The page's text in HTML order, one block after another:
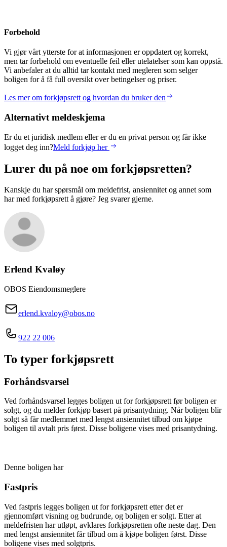
Forbehold
Vi gjør vårt ytterste for at informasjonen er oppdatert og korrekt,
men tar forbehold om eventuelle feil eller utelatelser som kan oppstå.
Vi anbefaler at du alltid tar kontakt med megleren som selger
boligen for å få full oversikt over betingelser og priser.
Les mer om forkjøpsrett og hvordan du bruker den
Alternativt meldeskjema
Er du et juridisk medlem eller er du en privat person og får ikke
logget deg inn?Meld forkjøp her
Lurer du på noe om forkjøpsretten?
Kanskje du har spørsmål om meldefrist, ansiennitet og annet som
har med forkjøpsrett å gjøre? Jeg svarer gjerne.
Erlend Kvaløy
OBOS Eiendomsmeglere
erlend.kvaloy@obos.no
922 22 006
To typer forkjøpsrett
Forhåndsvarsel
Ved forhåndsvarsel legges boligen ut for forkjøpsrett før boligen er
solgt, og du melder forkjøp basert på prisantydning. Når boligen blir
solgt så får medlemmet med lengst ansiennitet tilbud om kjøpe
boligen til avtalt pris først. Disse boligene vises med prisantydning.
Denne boligen har
Fastpris
Ved fastpris legges boligen ut for forkjøpsrett etter det er
gjennomført visning og budrunde, og boligen er solgt. Etter at
meldefristen har utløpt, avklares forkjøpsretten ofte neste dag. Den
med lengst ansiennitet får tilbud om å kjøpe boligen først. Disse
boligene vises med solgtpris.